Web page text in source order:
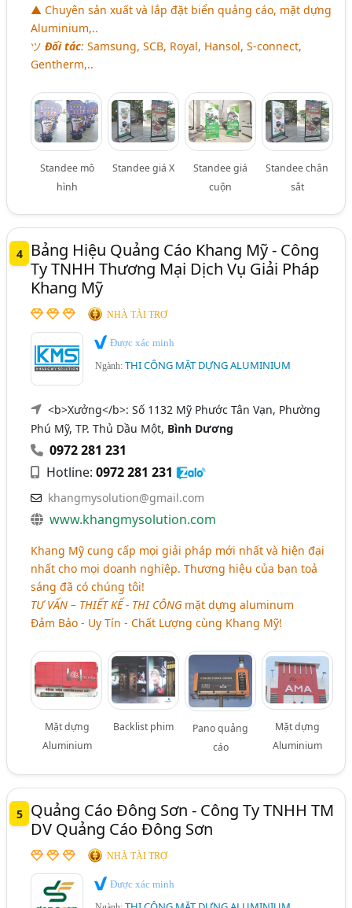
▲ Chuyên sản xuất và lắp đặt biển quảng cáo, mặt dựng
Aluminium,..
ツĐối tác: Samsung, SCB, Royal, Hansol, S-connect,
Gentherm,..
Standee mô
hình
Standee giá X
Standee giá
cuộn
Standee chân
sắt
4
Bảng Hiệu Quảng Cáo Khang Mỹ - Công
Ty TNHH Thương Mại Dịch Vụ Giải Pháp
Khang Mỹ
NHÀ TÀI TRỢ
Được xác minh
Ngành:THI CÔNG MẶT DỰNG ALUMINIUM
<b>Xưởng</b>: Số 1132 Mỹ Phước Tân Vạn, Phường
Phú Mỹ, TP. Thủ Dầu Một, Bình Dương
0972 281 231
Hotline:0972 281 231
khangmysolution@gmail.com
www.khangmysolution.com
Khang Mỹ cung cấp mọi giải pháp mới nhất và hiện đại
nhất cho mọi doanh nghiệp. Thương hiệu của bạn toả
sáng đã có chúng tôi!
TƯ VẤN – THIẾT KẾ - THI CÔNGmặt dựng aluminum
Đảm Bảo - Uy Tín - Chất Lượng cùng Khang Mỹ!
Mặt dựng
Aluminium
Backlist phim
Pano quảng
cáo
Mặt dựng
Aluminium
5
Quảng Cáo Đông Sơn - Công Ty TNHH TM
DV Quảng Cáo Đông Sơn
NHÀ TÀI TRỢ
Được xác minh